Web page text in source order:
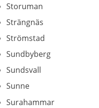
Storuman
Strängnäs
Strömstad
Sundbyberg
Sundsvall
Sunne
Surahammar